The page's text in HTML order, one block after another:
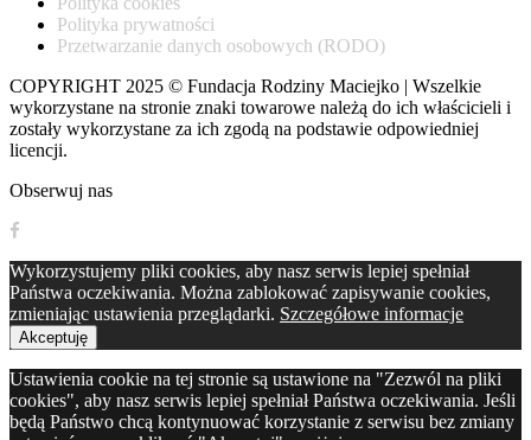
Polityka prywatności
Przetwarzanie danych osobowych (RODO)
COPYRIGHT 2025 © Fundacja Rodziny Maciejko | Wszelkie
wykorzystane na stronie znaki towarowe należą do ich właścicieli i
zostały wykorzystane za ich zgodą na podstawie odpowiedniej
licencji.
Obserwuj nas
Wykorzystujemy pliki cookies, aby nasz serwis lepiej spełniał
Państwa oczekiwania. Można zablokować zapisywanie cookies,
zmieniając ustawienia przeglądarki. Szczegółowe informacje
Akceptuję
Ustawienia cookie na tej stronie są ustawione na "Zezwól na pliki
cookies", aby nasz serwis lepiej spełniał Państwa oczekiwania. Jeśli
będą Państwo chcą kontynuować korzystanie z serwisu bez zmiany